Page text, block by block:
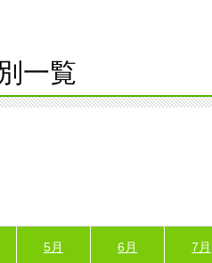
一覧
5月 6月 7月